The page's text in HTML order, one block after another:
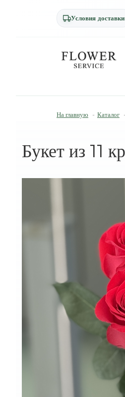
Условия доставки
На главную - Каталог -
Букет из 11